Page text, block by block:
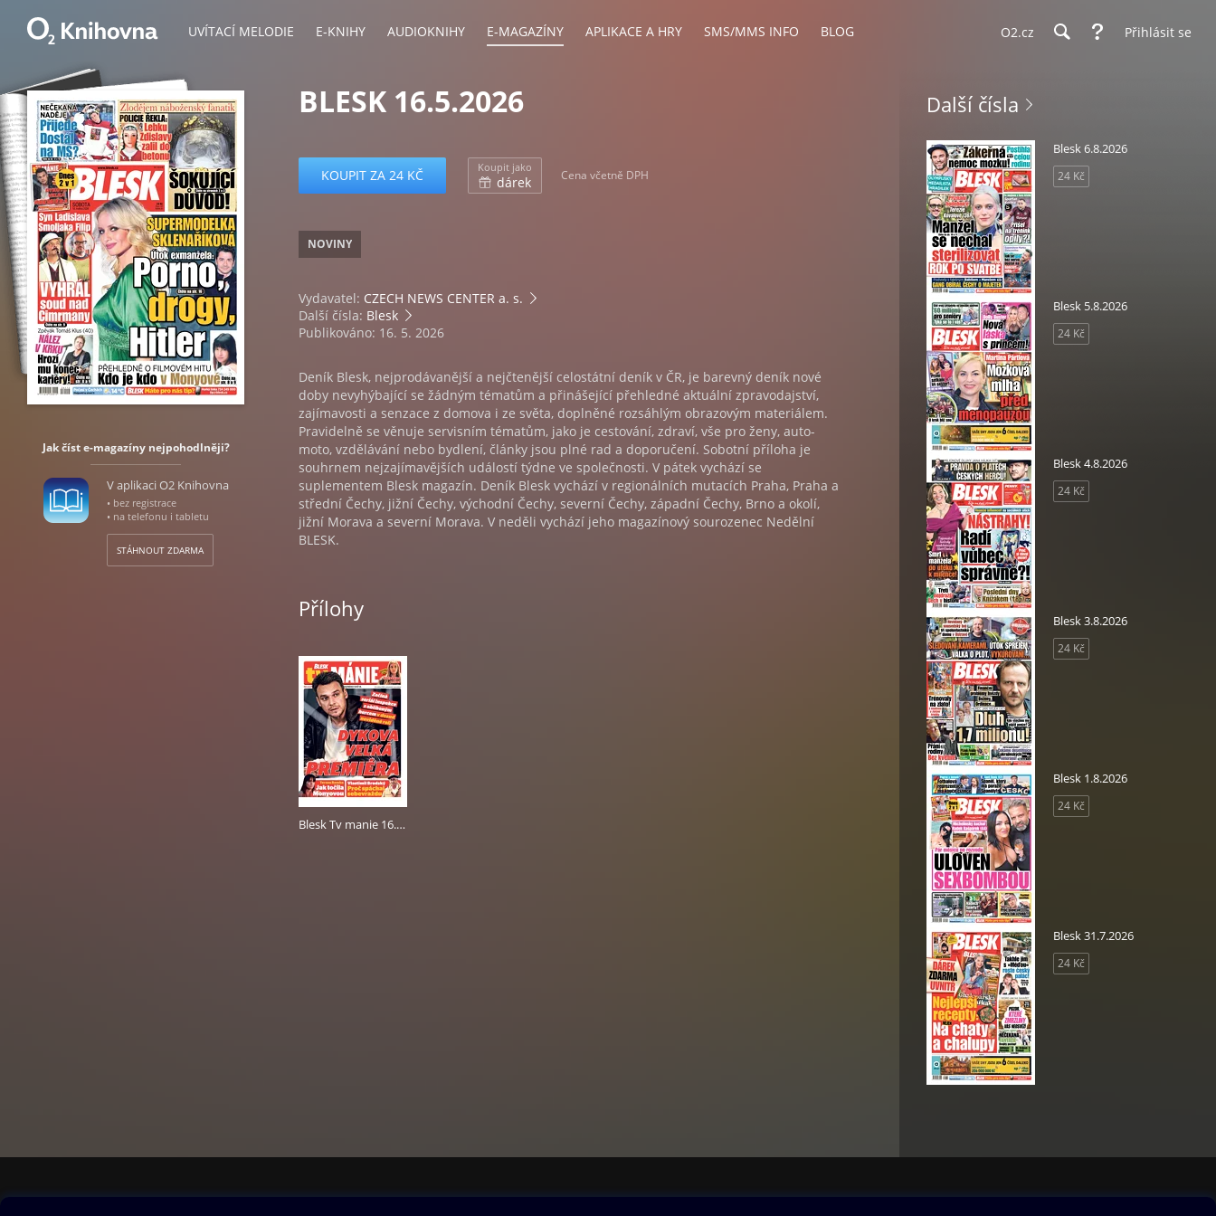
UVÍTACÍ MELODIE E-KNIHY AUDIOKNIHY E-MAGAZÍNY APLIKACE A HRY SMS/MMS INFO BLOG O2.cz Přihlásit se
Jak číst e-magazíny nejpohodlněji?
V aplikaci O2 Knihovna
• bez registrace
• na telefonu i tabletu
STÁHNOUT ZDARMA
BLESK 16.5.2026
KOUPIT ZA 24 KČ Koupit jako
dárek Cena včetně DPH
NOVINY
Vydavatel: CZECH NEWS CENTER a. s.
Další čísla: Blesk
Publikováno: 16. 5. 2026
Deník Blesk, nejprodávanější a nejčtenější celostátní deník v ČR, je barevný deník nové
doby nevyhýbající se žádným tématům a přinášející přehledné aktuální zpravodajství,
zajímavosti a senzace z domova i ze světa, doplněné rozsáhlým obrazovým materiálem.
Pravidelně se věnuje servisním tématům, jako je cestování, zdraví, vše pro ženy, auto-
moto, vzdělávání nebo bydlení, články jsou plné rad a doporučení. Sobotní příloha je
souhrnem nejzajímavějších událostí týdne ve společnosti. V pátek vychází se
suplementem Blesk magazín. Deník Blesk vychází v regionálních mutacích Praha, Praha a
střední Čechy, jižní Čechy, východní Čechy, severní Čechy, západní Čechy, Brno a okolí,
jižní Morava a severní Morava. V neděli vychází jeho magazínový sourozenec Nedělní
BLESK.
Přílohy
Blesk Tv manie 16.5.2026
Další čísla
Blesk 6.8.2026
24 Kč
Blesk 5.8.2026
24 Kč
Blesk 4.8.2026
24 Kč
Blesk 3.8.2026
24 Kč
Blesk 1.8.2026
24 Kč
Blesk 31.7.2026
24 Kč